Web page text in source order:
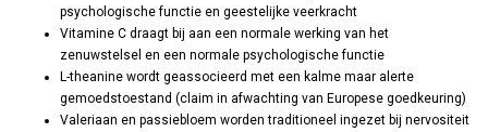
psychologische functie en geestelijke veerkracht
Vitamine C draagt bij aan een normale werking van het
zenuwstelsel en een normale psychologische functie
L-theanine wordt geassocieerd met een kalme maar alerte
gemoedstoestand (claim in afwachting van Europese goedkeuring)
Valeriaan en passiebloem worden traditioneel ingezet bij nervositeit